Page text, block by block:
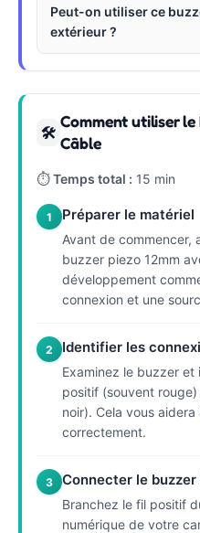
Peut-on utiliser ce
extérieur ?
🛠
Comment utiliser le
Câble
⏱Temps total : 15 min
1 Préparer le matériel
Avant de commencer,
buzzer piezo 12mm
développement
connexion et une
2 Identifier les
Examinez le buzzer
positif (souvent
noir). Cela vous
correctement.
3 Connecter le
Branchez le fil positif
numérique de votre